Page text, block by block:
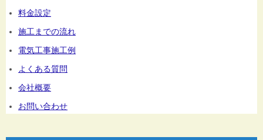
料金設定
施工までの流れ
電気工事施工例
よくある質問
会社概要
お問い合わせ